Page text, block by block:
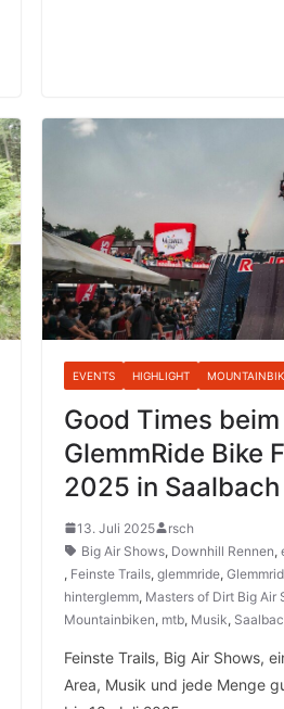
EVENTS HIGHLIGHT
Good Times beim
GlemmRide Bike
2025 in Saalbach
13. Juli 2025
rsch
Big Air Shows, Downhill Rennen,
, Feinste Trails,glemmride,
hinterglemm, Masters of Dirt Big Air
Mountainbiken, mtb, Musik,
Feinste Trails, Big Air Shows,
Area, Musik und jede Menge